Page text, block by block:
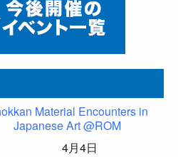
Material Encounters in
Japanese Art @ROM
4月4日